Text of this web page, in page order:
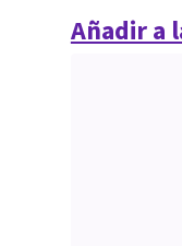
Añadir a